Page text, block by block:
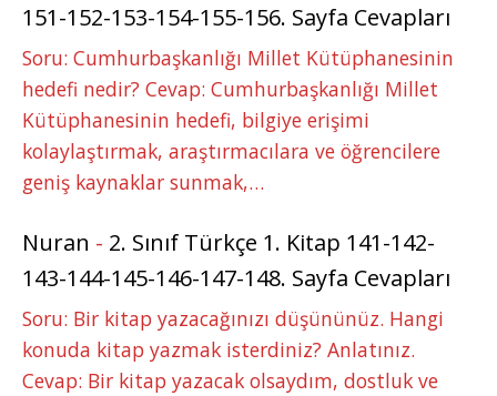
151-152-153-154-155-156. Sayfa Cevapları
Soru: Cumhurbaşkanlığı Millet Kütüphanesinin
hedefi nedir? Cevap: Cumhurbaşkanlığı Millet
Kütüphanesinin hedefi, bilgiye erişimi
kolaylaştırmak, araştırmacılara ve öğrencilere
geniş kaynaklar sunmak,…
Nuran - 2. Sınıf Türkçe 1. Kitap 141-142-
143-144-145-146-147-148. Sayfa Cevapları
Soru: Bir kitap yazacağınızı düşününüz. Hangi
konuda kitap yazmak isterdiniz? Anlatınız.
Cevap: Bir kitap yazacak olsaydım, dostluk ve